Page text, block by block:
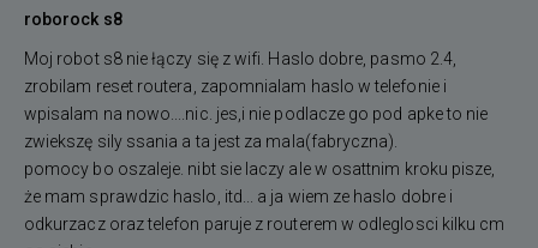
roborock s8
Moj robot s8 nie łączy się z wifi. Haslo dobre, pasmo 2.4,
zrobilam reset routera, zapomnialam haslo w telefonie i
wpisalam na nowo....nic. jes,i nie podlacze go pod apke to nie
zwiekszę sily ssania a ta jest za mala(fabryczna).
pomocy bo oszaleje. nibt sie laczy ale w osattnim kroku pisze,
że mam sprawdzic haslo, itd... a ja wiem ze haslo dobre i
odkurzacz oraz telefon paruje z routerem w odleglosci kilku cm